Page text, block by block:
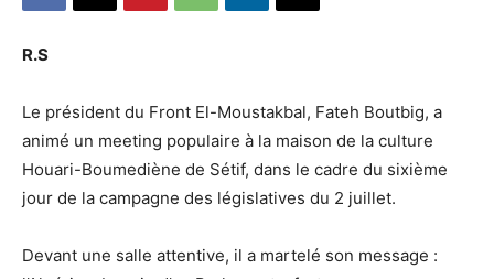
R.S
Le président du Front El-Moustakbal, Fateh Boutbig, a
animé un meeting populaire à la maison de la culture
Houari-Boumediène de Sétif, dans le cadre du sixième
jour de la campagne des législatives du 2 juillet.
Devant une salle attentive, il a martelé son message :